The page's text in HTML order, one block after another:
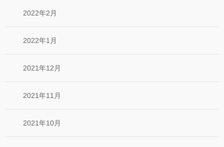
2022年2月
2022年1月
2021年12月
2021年11月
2021年10月